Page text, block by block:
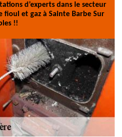
d’experts dans le secteur
fioul et gaz à Sainte Barbe Sur
!!